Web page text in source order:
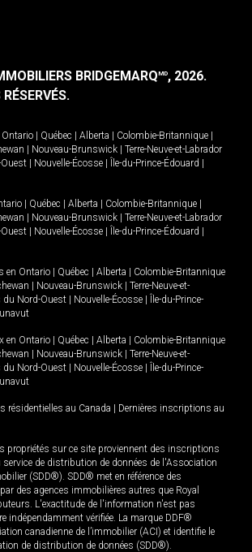
BRIDGEMARQMD, 2026.
Ontario | Québec | Alberta | Colombie-Britannique |
| Nouveau-Brunswick | Terre-Neuve-et-Labrador
| Nouvelle-Écosse | Île-du-Prince-Édouard |
| Québec | Alberta | Colombie-Britannique |
| Nouveau-Brunswick | Terre-Neuve-et-Labrador
| Nouvelle-Écosse | Île-du-Prince-Édouard |
en Ontario | Québec | Alberta | Colombie-Britannique
| Nouveau-Brunswick | Terre-Neuve-et-
du Nord-Ouest | Nouvelle-Écosse | Île-du-Prince-
en Ontario | Québec | Alberta | Colombie-Britannique
| Nouveau-Brunswick | Terre-Neuve-et-
du Nord-Ouest | Nouvelle-Écosse | Île-du-Prince-
résidentielles au Canada | Dernières inscriptions au
propriétés sur ce site proviennent des inscriptions
service de distribution de données de l'Association
(SDD®). SDD® met en référence des
des agences immobilières autres que Royal
L'exactitude de l'information n'est pas
indépendamment vérifiée. La marque DDF®
canadienne de l’immobilier (ACI) et identifie le
de distribution de données (SDD®).